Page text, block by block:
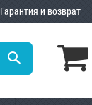
Гарантия и возврат